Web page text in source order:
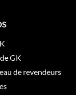
GK
de revendeurs